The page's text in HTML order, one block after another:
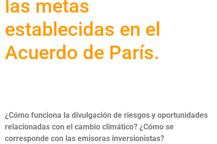
las metas
establecidas en el
Acuerdo de París.
¿Cómo funciona la divulgación de riesgos y oportunidades
relacionadas con el cambio climático? ¿Cómo se
corresponde con las emisoras inversionistas?